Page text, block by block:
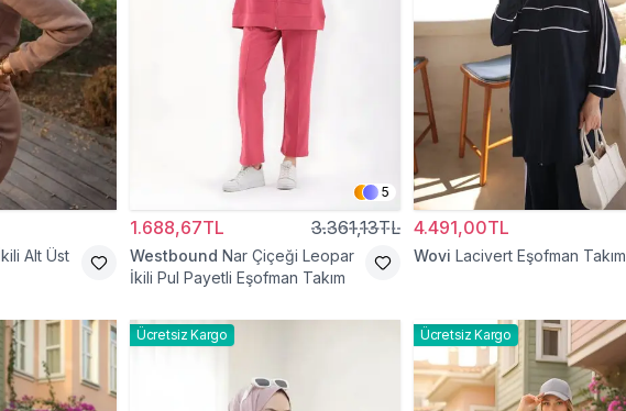
Alt Üst
5
1.688,67TL 3.361,13TL
Westbound Nar Çiçeği Leopar
İkili Pul Payetli Eşofman Takım
4.491,00TL
Wovi Lacivert Eşofman Takım
Ücretsiz Kargo Ücretsiz Kargo